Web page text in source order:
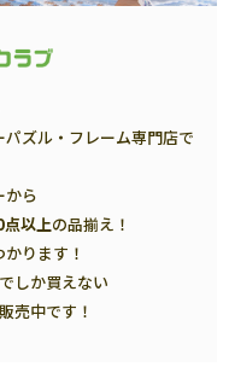
ズル・フレーム専門店で
から
以上の品揃え！
ります！
しか買えない
売中です！